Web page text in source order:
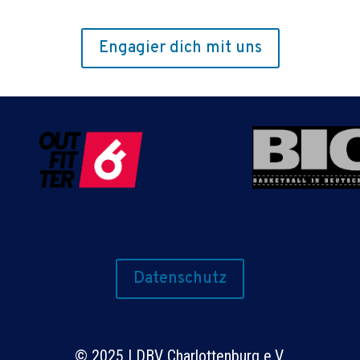
Engagier dich mit uns
Datenschutz
© 2025 | DBV Charlottenburg e.V.